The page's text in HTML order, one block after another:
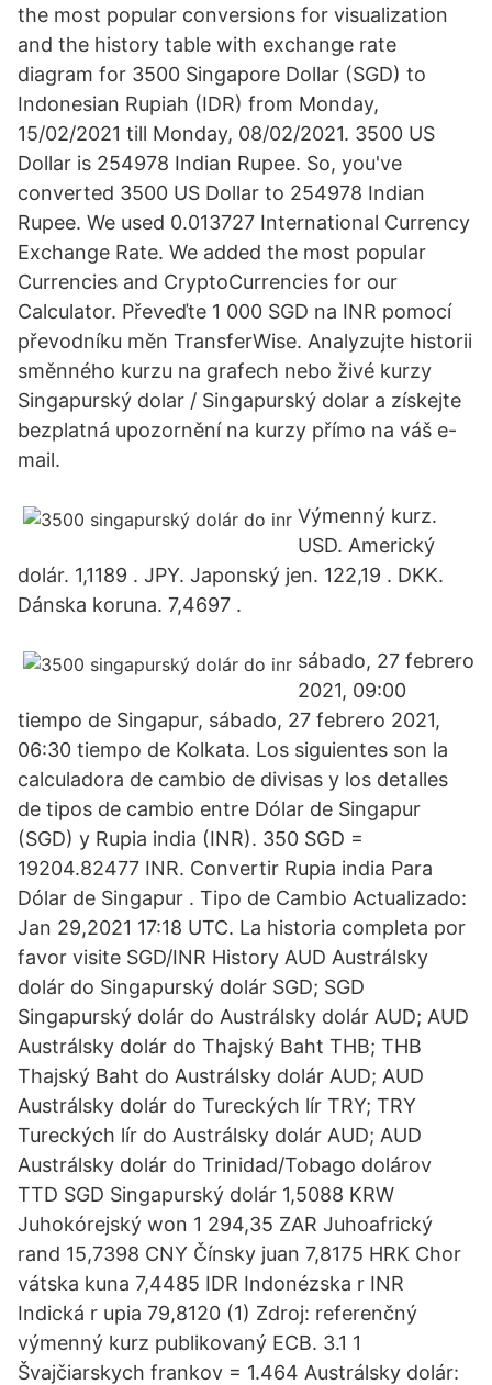
the most popular conversions for visualization
and the history table with exchange rate
diagram for 3500 Singapore Dollar (SGD) to
Indonesian Rupiah (IDR) from Monday,
15/02/2021 till Monday, 08/02/2021. 3500 US
Dollar is 254978 Indian Rupee. So, you've
converted 3500 US Dollar to 254978 Indian
Rupee. We used 0.013727 International Currency
Exchange Rate. We added the most popular
Currencies and CryptoCurrencies for our
Calculator. Převeďte 1 000 SGD na INR pomocí
převodníku měn TransferWise. Analyzujte historii
směnného kurzu na grafech nebo živé kurzy
Singapurský dolar / Singapurský dolar a získejte
bezplatná upozornění na kurzy přímo na váš e-
mail.
Výmenný kurz.
USD. Americký
dolár. 1,1189 . JPY. Japonský jen. 122,19 . DKK.
Dánska koruna. 7,4697 .
sábado, 27 febrero
2021, 09:00
tiempo de Singapur, sábado, 27 febrero 2021,
06:30 tiempo de Kolkata. Los siguientes son la
calculadora de cambio de divisas y los detalles
de tipos de cambio entre Dólar de Singapur
(SGD) y Rupia india (INR). 350 SGD =
19204.82477 INR. Convertir Rupia india Para
Dólar de Singapur . Tipo de Cambio Actualizado:
Jan 29,2021 17:18 UTC. La historia completa por
favor visite SGD/INR History AUD Austrálsky
dolár do Singapurský dolár SGD; SGD
Singapurský dolár do Austrálsky dolár AUD; AUD
Austrálsky dolár do Thajský Baht THB; THB
Thajský Baht do Austrálsky dolár AUD; AUD
Austrálsky dolár do Tureckých lír TRY; TRY
Tureckých lír do Austrálsky dolár AUD; AUD
Austrálsky dolár do Trinidad/Tobago dolárov
TTD SGD Singapurský dolár 1,5088 KRW
Juhokórejský won 1 294,35 ZAR Juhoafrický
rand 15,7398 CNY Čínsky juan 7,8175 HRK Chor
vátska kuna 7,4485 IDR Indonézska r INR
Indická r upia 79,8120 (1) Zdroj: referenčný
výmenný kurz publikovaný ECB. 3.1 1
Švajčiarskych frankov = 1.464 Austrálsky dolár: